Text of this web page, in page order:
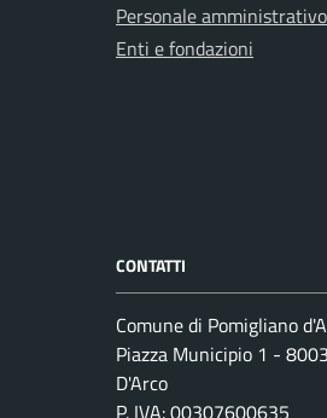
Personale amministrativo
Enti e fondazioni
CONTATTI
Comune di Pomigliano
Piazza Municipio 1 -
D'Arco
P. IVA: 00307600635